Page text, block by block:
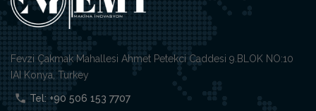
Fevzi Çakmak Mahallesi Ahmet Petekci Caddesi 9.BLOK NO:10
IAI Konya, Turkey
Tel: +90 506 153 7707